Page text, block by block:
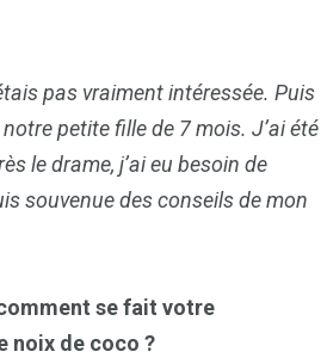
pas vraiment intéressée. Puis
petite fille de 7 mois. J’ai été
le drame, j’ai eu besoin de
souvenue des conseils de mon
se fait votre
noix de coco ?
1 2
Zambie
7